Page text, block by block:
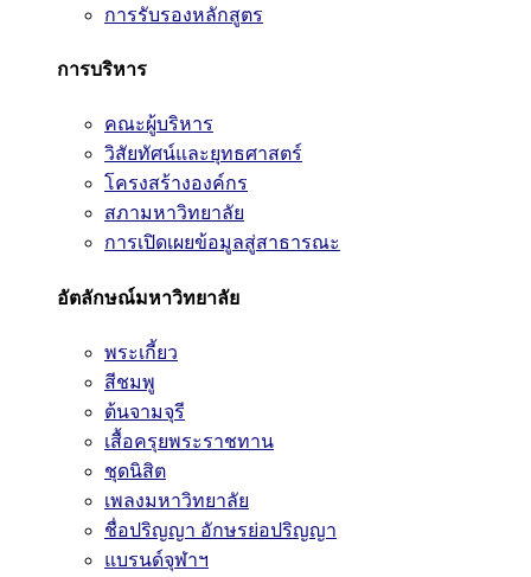
การรับรองหลักสูตร
การบริหาร
คณะผู้บริหาร
วิสัยทัศน์และยุทธศาสตร์
โครงสร้างองค์กร
สภามหาวิทยาลัย
การเปิดเผยข้อมูลสู่สาธารณะ
อัตลักษณ์มหาวิทยาลัย
พระเกี้ยว
สีชมพู
ต้นจามจุรี
เสื้อครุยพระราชทาน
ชุดนิสิต
เพลงมหาวิทยาลัย
ชื่อปริญญา อักษรย่อปริญญา
แบรนด์จุฬาฯ